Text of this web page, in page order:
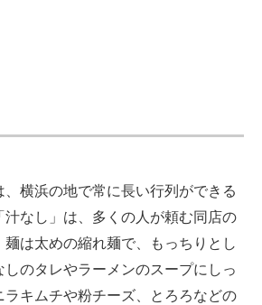
横浜の地で常に長い行列ができる
汁なし」は、多くの人が頼む同店の
は太めの縮れ麺で、もっちりとし
のタレやラーメンのスープにしっ
ラキムチや粉チーズ、とろろなどの